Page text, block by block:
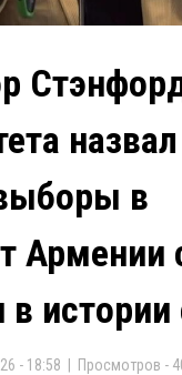
назвал
в
- 18:58 | Просмотров -